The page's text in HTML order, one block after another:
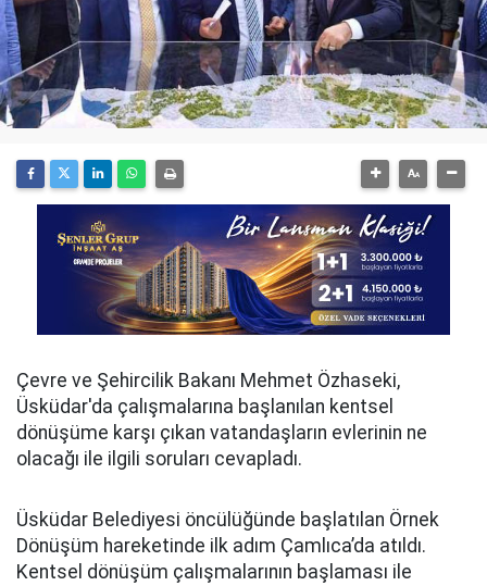
Çevre ve Şehircilik Bakanı Mehmet Özhaseki,
Üsküdar'da çalışmalarına başlanılan kentsel
dönüşüme karşı çıkan vatandaşların evlerinin ne
olacağı ile ilgili soruları cevapladı.
Üsküdar Belediyesi öncülüğünde başlatılan Örnek
Dönüşüm hareketinde ilk adım Çamlıca’da atıldı.
Kentsel dönüşüm çalışmalarının başlaması ile